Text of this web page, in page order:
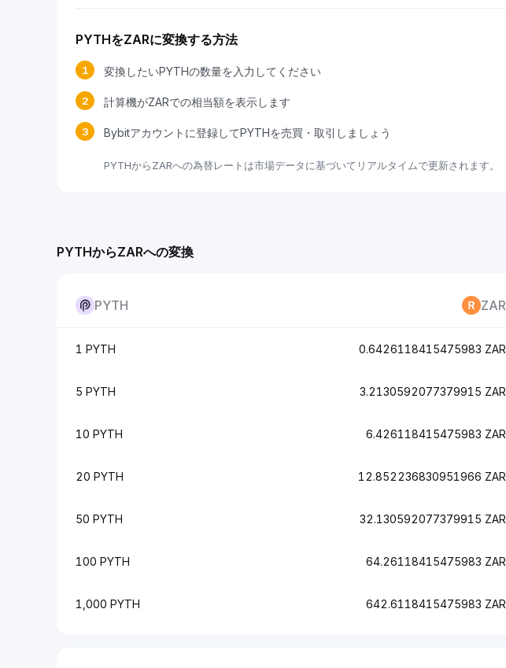
PYTHをZARに変換する方法
1 変換したいPYTHの数量を入力してください
2 計算機がZARでの相当額を表示します
3 Bybitアカウントに登録してPYTHを売買・取引しましょう
PYTHからZARへの為替レートは市場データに基づいてリアルタイムで更新されます。
PYTHからZARへの変換
PYTH ZAR
1 PYTH 0.6426118415475983 ZAR
5 PYTH 3.2130592077379915 ZAR
10 PYTH 6.426118415475983 ZAR
20 PYTH 12.852236830951966 ZAR
50 PYTH 32.130592077379915 ZAR
100 PYTH 64.26118415475983 ZAR
1,000 PYTH 642.6118415475983 ZAR